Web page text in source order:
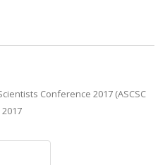
Conference 2017 (ASCSC